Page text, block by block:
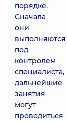
порядке.
Сначала
они
выполняются
под
контролем
специалиста,
дальнейшие
занятия
могут
проводиться